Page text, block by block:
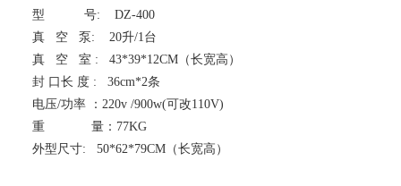
型 号: DZ-400
真 空 泵: 20升/1台
真 空 室 : 43*39*12CM（长宽高）
封 口长 度 : 36cm*2条
电压/功率 ：220v /900w(可改110V)
重 量：77KG
外型尺寸: 50*62*79CM（长宽高）